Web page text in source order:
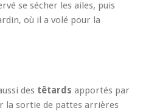
se sécher les ailes, puis
où il a volé pour la
des têtards apportés par
la sortie de pattes arrières